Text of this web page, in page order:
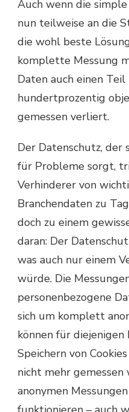
Auch wenn die
nun teilweise an die
die wohl beste
komplette Messung
Daten auch einen Teil
hundertprozentig
gemessen verliert.
Der Datenschutz, der
für Probleme sorgt,
Verhinderer von
Branchendaten zu
doch zu einem
daran: Der
was auch nur einem
würde. Die
personenbezogene
sich um komplett
können für
Speichern von
nicht mehr gemessen
anonymen